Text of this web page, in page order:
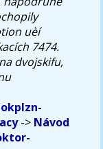
uèí
7474.
dvojskifu,
-> Návod